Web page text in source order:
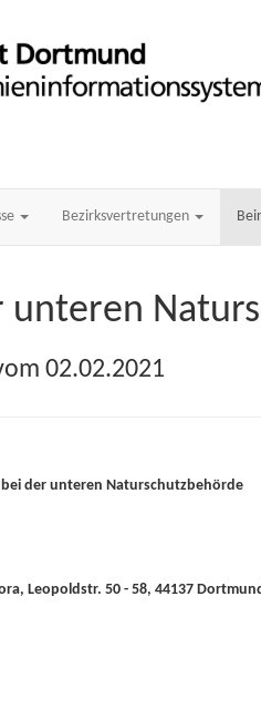
Bezirksvertretungen
unteren
02.02.2021
der unteren Naturschutzbehörde
Leopoldstr. 50 - 58, 44137